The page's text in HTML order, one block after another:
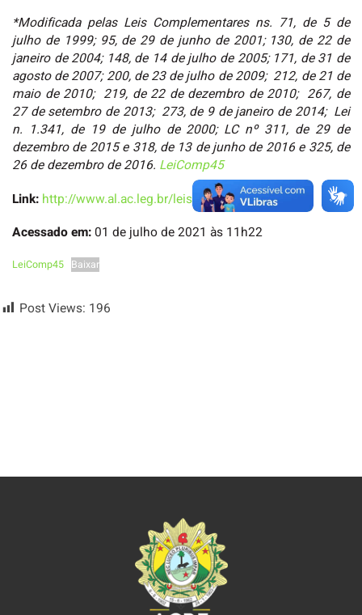
*Modificada pelas Leis Complementares ns. 71, de 5 de
julho de 1999; 95, de 29 de junho de 2001; 130, de 22 de
janeiro de 2004; 148, de 14 de julho de 2005; 171, de 31 de
agosto de 2007; 200, de 23 de julho de 2009; 212, de 21 de
maio de 2010; 219, de 22 de dezembro de 2010; 267, de
27 de setembro de 2013; 273, de 9 de janeiro de 2014; Lei
n. 1.341, de 19 de julho de 2000; LC nº 311, de 29 de
dezembro de 2015 e 318, de 13 de junho de 2016 e 325, de
26 de dezembro de 2016. LeiComp45
Link: http://www.al.ac.leg.br/leis/?p=11803
Acessado em:01 de julho de 2021 às 11h22
LeiComp45 Baixar
Post Views: 196